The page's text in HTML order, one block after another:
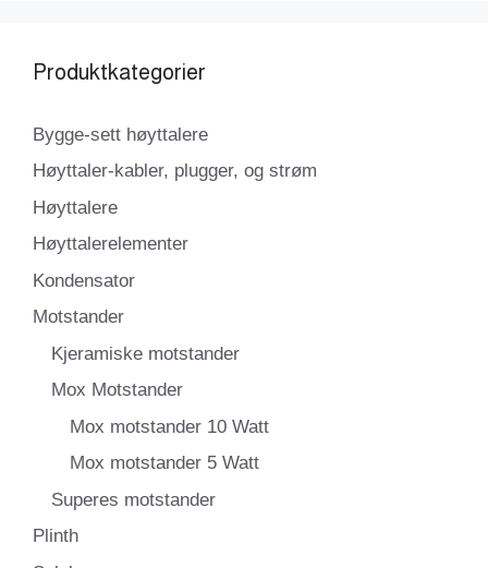
Produktkategorier
Bygge-sett høyttalere
Høyttaler-kabler, plugger, og strøm
Høyttalere
Høyttalerelementer
Kondensator
Motstander
Kjeramiske motstander
Mox Motstander
Mox motstander 10 Watt
Mox motstander 5 Watt
Superes motstander
Plinth